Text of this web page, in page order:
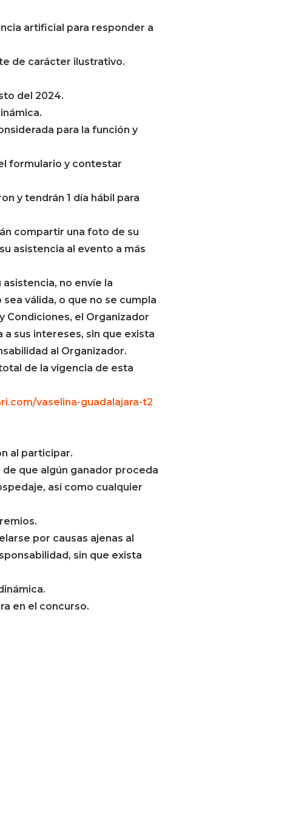
artificial para responder a
de carácter ilustrativo.
del 2024.
para la función y
formulario y contestar
y tendrán 1 día hábil para
compartir una foto de su
asistencia al evento a más
no envíe la
válida, o que no se cumpla
Condiciones, el Organizador
sus intereses, sin que exista
al Organizador.
de la vigencia de esta
vaselina-guadalajara-t2
al participar.
de que algún ganador proceda
así como cualquier
por causas ajenas al
sin que exista
en el concurso.